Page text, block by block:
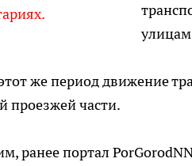
же период движение
проезжей части.
ранее портал